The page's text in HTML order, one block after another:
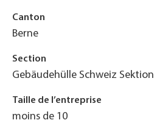
Canton
Berne
Section
Gebäudehülle Schweiz
Taille de l’entreprise
moins de 10